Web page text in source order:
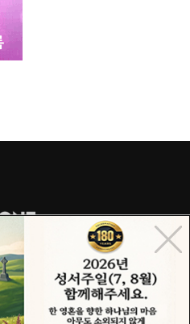
ALL RIGHTS RESERVED.